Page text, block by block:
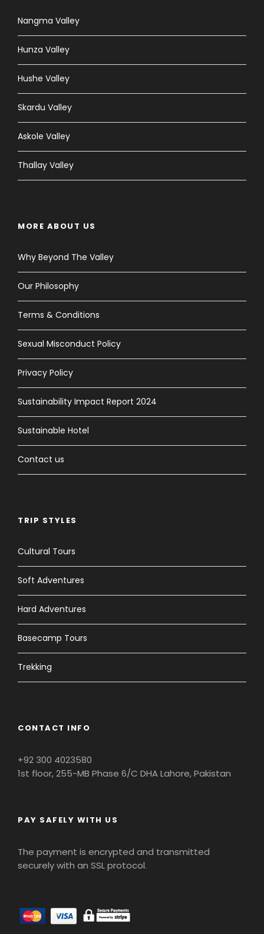
Nangma Valley
Hunza Valley
Hushe Valley
Skardu Valley
Askole Valley
Thallay Valley
MORE ABOUT US
Why Beyond The Valley
Our Philosophy
Terms & Conditions
Sexual Misconduct Policy
Privacy Policy
Sustainability Impact Report 2024
Sustainable Hotel
Contact us
TRIP STYLES
Cultural Tours
Soft Adventures
Hard Adventures
Basecamp Tours
Trekking
CONTACT INFO
+92 300 4023580
1st floor, 255-MB Phase 6/C DHA Lahore, Pakistan
PAY SAFELY WITH US
The payment is encrypted and transmitted
securely with an SSL protocol.